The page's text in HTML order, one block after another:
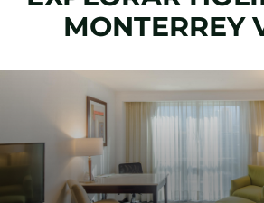
MONTERREY